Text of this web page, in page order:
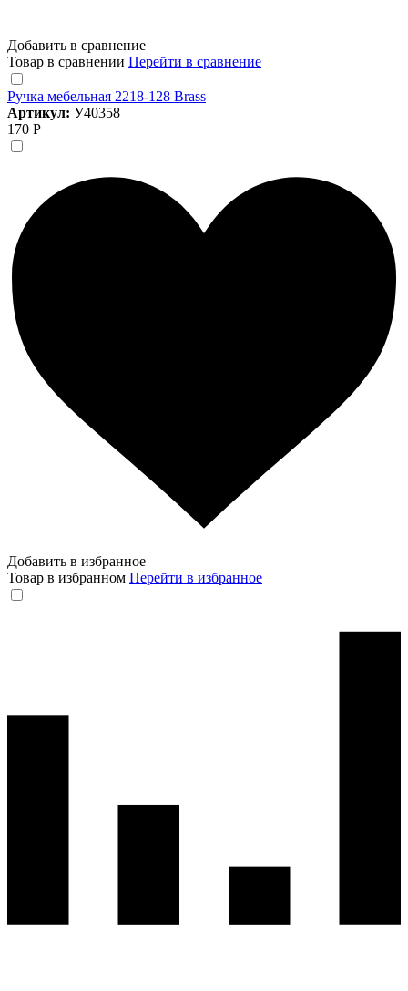
Добавить в сравнение
Товар в сравнении Перейти в сравнение
Ручка мебельная 2218-128 Brass
Артикул: У40358
170 Р
Добавить в избранное
Товар в избранном Перейти в избранное